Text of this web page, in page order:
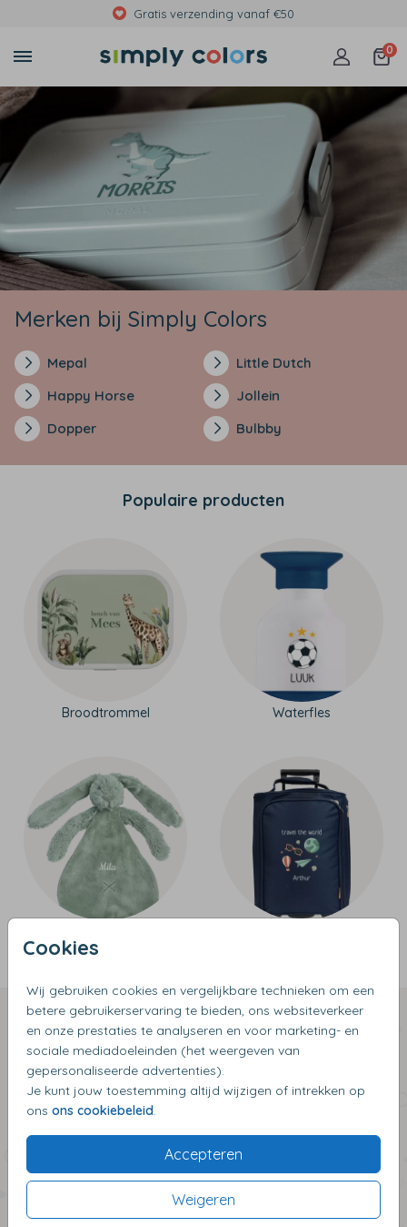
0
Cookies
Wij gebruiken cookies en vergelijkbare technieken om een
betere gebruikerservaring te bieden, ons websiteverkeer
en onze prestaties te analyseren en voor marketing- en
sociale mediadoeleinden (het weergeven van
gepersonaliseerde advertenties).
Je kunt jouw toestemming altijd wijzigen of intrekken op
ons ons cookiebeleid
Accepteren
Weigeren
Merken bij Simply Colors
Mepal
Happy Horse
Dopper
Little Dutch
Jollein
Bulbby
Populaire producten
Broodtrommel Waterfles
Persoonlijke cadeaus van
topmerken
Maak elk cadeau extra bijzonder met
gepersonaliseerde producten van onder andere
Mepal, Dopper, Happy Horse en Little Dutch. Voeg
een naam of tekst toe aan praktische
drinkflessen, knuffels, houten speelgoed en
lunchboxen. Perfect voor dagelijks gebruik of als